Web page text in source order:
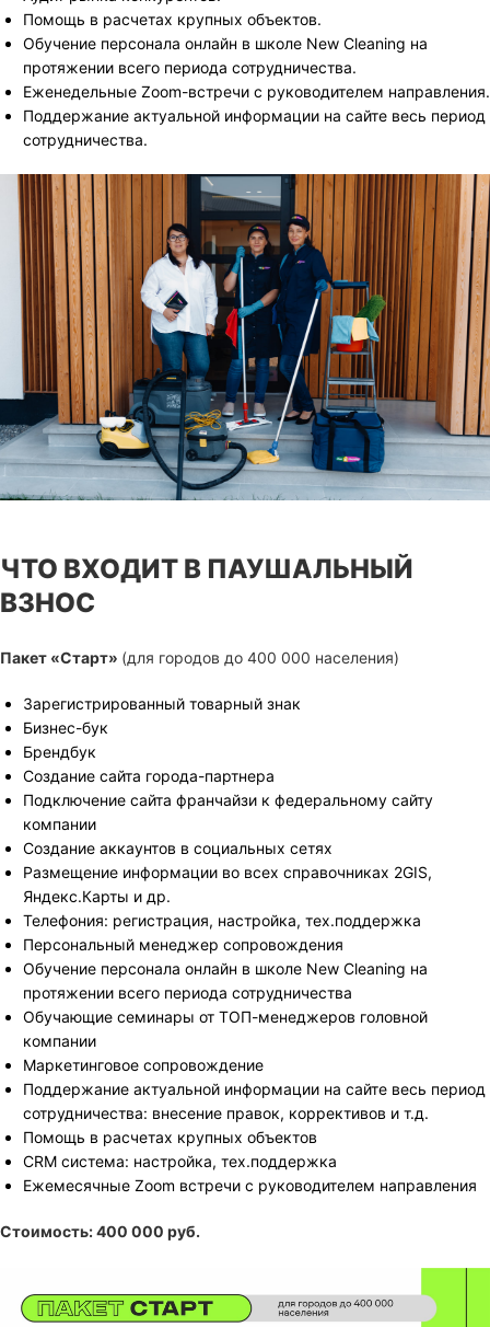
Помощь в расчетах крупных объектов.
Обучение персонала онлайн в школе New Cleaning на
протяжении всего периода сотрудничества.
Еженедельные Zoom-встречи с руководителем направления.
Поддержание актуальной информации на сайте весь период
сотрудничества.
ЧТО ВХОДИТ В ПАУШАЛЬНЫЙ
ВЗНОС
Пакет «Старт» (для городов до 400 000 населения)
Зарегистрированный товарный знак
Бизнес-бук
Брендбук
Создание сайта города-партнера
Подключение сайта франчайзи к федеральному сайту
компании
Создание аккаунтов в социальных сетях
Размещение информации во всех справочниках 2GIS,
Яндекс.Карты и др.
Телефония: регистрация, настройка, тех.поддержка
Персональный менеджер сопровождения
Обучение персонала онлайн в школе New Cleaning на
протяжении всего периода сотрудничества
Обучающие семинары от ТОП-менеджеров головной
компании
Маркетинговое сопровождение
Поддержание актуальной информации на сайте весь период
сотрудничества: внесение правок, коррективов и т.д.
Помощь в расчетах крупных объектов
CRM система: настройка, тех.поддержка
Ежемесячные Zoom встречи с руководителем направления
Стоимость: 400 000 руб.